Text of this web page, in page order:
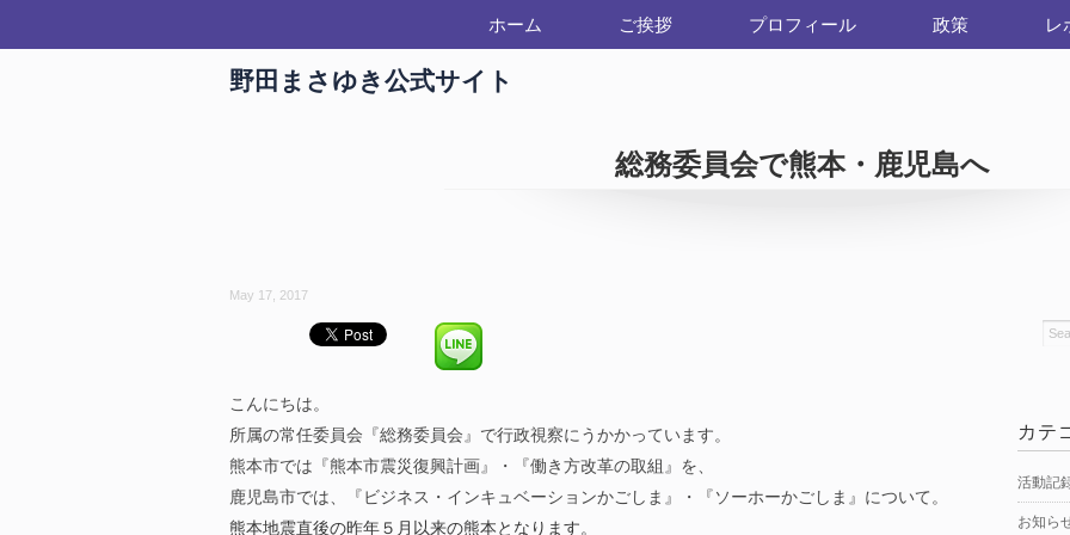
ホーム ご挨拶 プロフィール 政策 レ
野田まさゆき公式サイト
総務委員会で熊本・鹿児島へ
May 17, 2017
こんにちは。
所属の常任委員会『総務委員会』で行政視察にうかかっています。
熊本市では『熊本市震災復興計画』・『働き方改革の取組』を、
鹿児島市では、『ビジネス・インキュベーションかごしま』・『ソーホーかごしま』について。
熊本地震直後の昨年５月以来の熊本となります。
カテ
活動記
お知ら